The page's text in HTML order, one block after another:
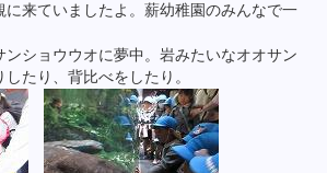
に来ていましたよ。薪幼稚園のみんなで一
ショウウオに夢中。岩みたいなオオサン
たり、背比べをしたり。